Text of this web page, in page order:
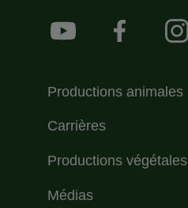
Productions animales
Carrières
Productions végétales
Médias
Footer Social Medias
YouTube Facebook